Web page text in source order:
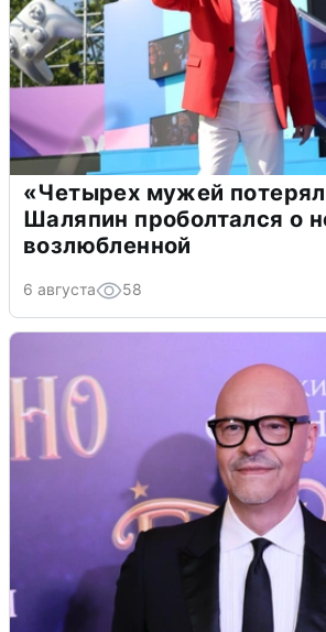
«Четырех мужей
Шаляпин проболтался о
возлюбленной
6 августа 58